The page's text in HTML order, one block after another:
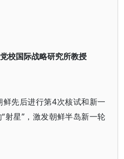
校国际战略研究所教授
先后进行第4次核试和新一
射星”，激发朝鲜半岛新一轮